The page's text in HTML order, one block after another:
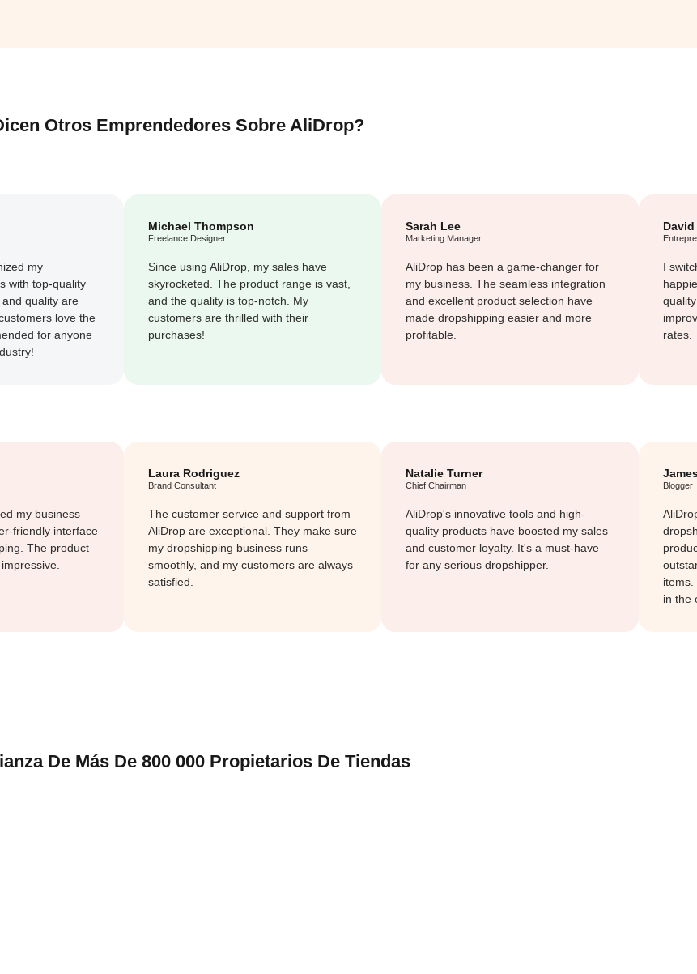
Otros Emprendedores Sobre AliDrop?
my
with top-quality
quality are
love the
for anyone
Michael Thompson
Freelance Designer
Since using AliDrop, my sales have
skyrocketed. The product range is vast,
and the quality is top-notch. My
customers are thrilled with their
purchases!
Sarah Lee
Marketing Manager
AliDrop has been a game-changer for
my business. The seamless integration
and excellent product selection have
made dropshipping easier and more
profitable.
I
rates.
my business
friendly interface
The product
Laura Rodriguez
Brand Consultant
The customer service and support from
AliDrop are exceptional. They make sure
my dropshipping business runs
smoothly, and my customers are always
satisfied.
Natalie Turner
Chief Chairman
AliDrop's innovative tools and high-
quality products have boosted my sales
and customer loyalty. It's a must-have
for any serious dropshipper.
Blogger
in the
De Más De 800 000 Propietarios De Tiendas